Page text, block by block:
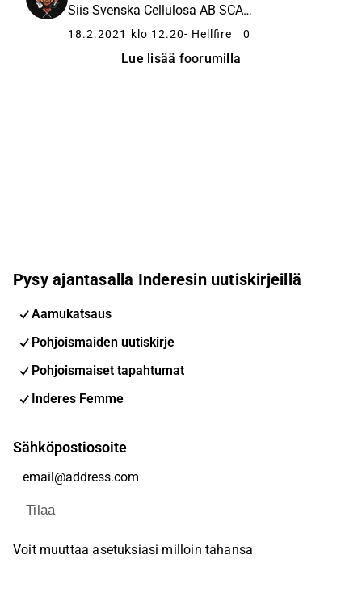
Siis Svenska Cellulosa AB SCA…
18.2.2021 klo 12.20- Hellfire 0
Lue lisää foorumilla
Pysy ajantasalla Inderesin uutiskirjeillä
Aamukatsaus
Pohjoismaiden uutiskirje
Pohjoismaiset tapahtumat
Inderes Femme
Sähköpostiosoite
Tilaa
Voit muuttaa asetuksiasi milloin tahansa